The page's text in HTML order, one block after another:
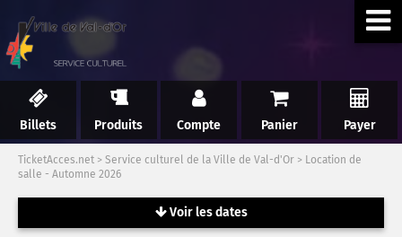
Billets Produits Compte Panier Payer
TicketAcces.net > Service culturel de la Ville de Val-d'Or > Location de
salle - Automne 2026
Voir les dates